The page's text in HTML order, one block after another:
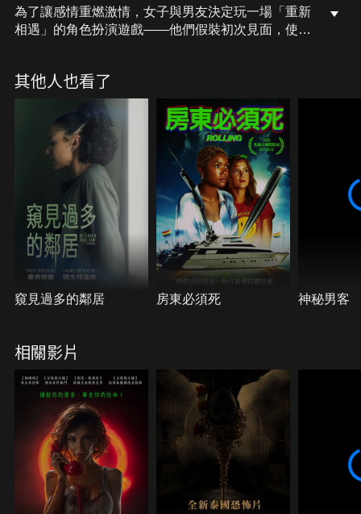
​​​​​​​​​​​​​​​​​​​​​​​​​​​​​​​​​​​為了讓感情重燃激情，女子與男友決定玩一場「重新
相遇」的角色扮演遊戲——他們假裝初次見面，使用
中使用的假名完全相同。這個巧合讓她不寒而慄，也
讓遊戲與現實的界線徹底崩解。
其他人也看了
窺見過多的鄰居 房東必須死 神秘男客
相關影片